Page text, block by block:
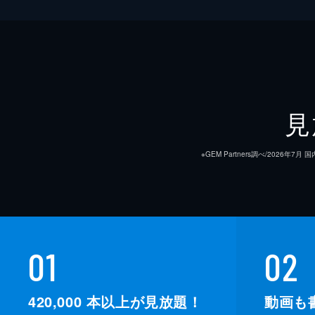
※GEM Partners調べ/2026年7⽉ 国
01
420,000 本以上が見放題！
02
動画も